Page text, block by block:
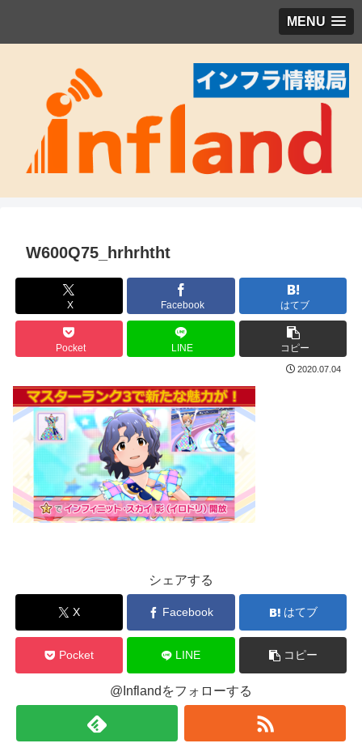
MENU
W600Q75_hrhrhtht
X Facebook はてブ
Pocket LINE コピー
2020.07.04
シェアする
X Facebook はてブ
Pocket LINE コピー
@Inflandをフォローする